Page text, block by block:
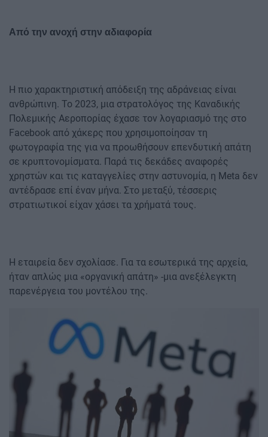
Από την ανοχή στην αδιαφορία
Η πιο χαρακτηριστική απόδειξη της αδράνειας είναι
ανθρώπινη. Το 2023, μια στρατολόγος της Καναδικής
Πολεμικής Αεροπορίας έχασε τον λογαριασμό της στο
Facebook από χάκερς που χρησιμοποίησαν τη
φωτογραφία της για να προωθήσουν επενδυτική απάτη
σε κρυπτονομίσματα. Παρά τις δεκάδες αναφορές
χρηστών και τις καταγγελίες στην αστυνομία, η Meta δεν
αντέδρασε επί έναν μήνα. Στο μεταξύ, τέσσερις
στρατιωτικοί είχαν χάσει τα χρήματά τους.
Η εταιρεία δεν σχολίασε. Για τα εσωτερικά της αρχεία,
ήταν απλώς μια «οργανική απάτη» -μια ανεξέλεγκτη
παρενέργεια του μοντέλου της.